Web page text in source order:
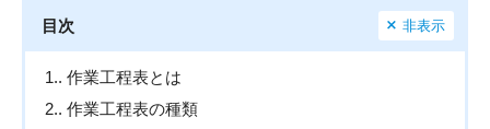
目次 非表示
1. 作業工程表とは
2. 作業工程表の種類